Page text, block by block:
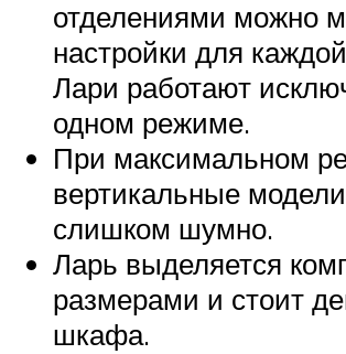
отделениями можно
настройки для
Лари работают
одном режиме.
При максимальном
вертикальные
слишком шумно.
Ларь выделяется
размерами и стоит
шкафа.